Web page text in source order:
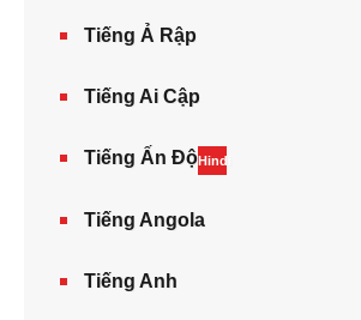
Tiếng Ả Rập
Tiếng Ai Cập
Tiếng Ấn ĐộHindi
Tiếng Angola
Tiếng Anh